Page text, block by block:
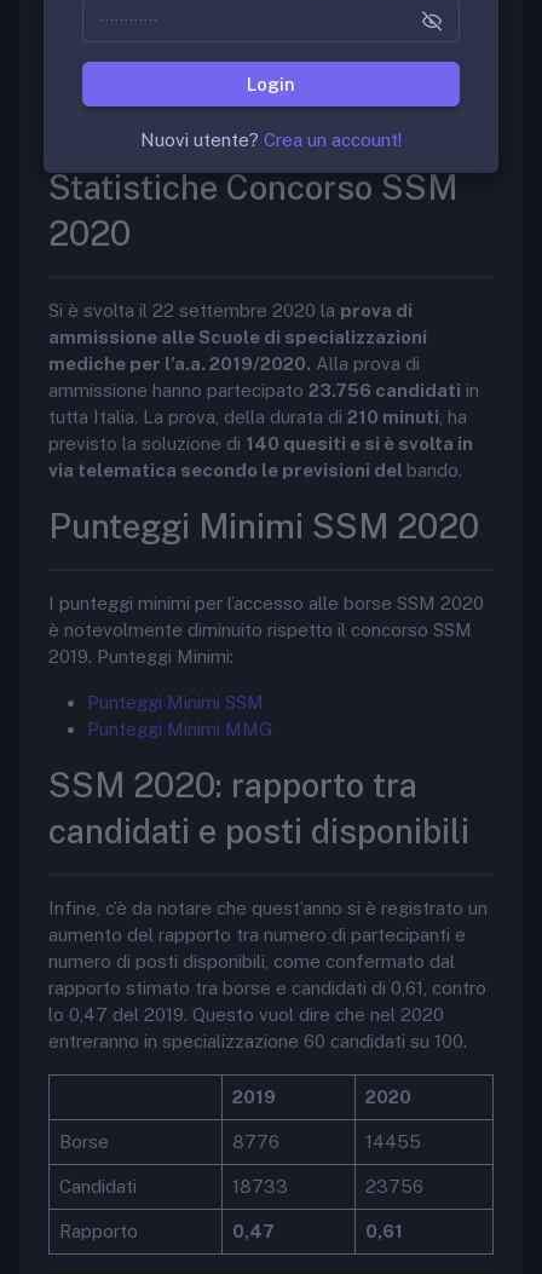
chirurgia, con obbligo di conseguire l’abilitazione
entro la data di inizio delle attività didattiche, e
superare un concorso nazionale di ammissione per
titoli ed esame bandito annualmente dal MIUR.
Statistiche Concorso SSM
2020
Si è svolta il 22 settembre 2020 la prova di
ammissione alle Scuole di specializzazioni
mediche per l’a.a. 2019/2020. Alla prova di
ammissione hanno partecipato 23.756 candidati in
tutta Italia. La prova, della durata di 210 minuti , ha
previsto la soluzione di 140 quesiti e si è svolta in
via telematica secondo le previsioni del bando.
Punteggi Minimi SSM 2020
I punteggi minimi per l’accesso alle borse SSM 2020
è notevolmente diminuito rispetto il concorso SSM
2019. Punteggi Minimi:
Punteggi Minimi SSM
Punteggi Minimi MMG
SSM 2020: rapporto tra
candidati e posti disponibili
Infine, c’è da notare che quest’anno si è registrato un
aumento del rapporto tra numero di partecipanti e
numero di posti disponibili, come confermato dal
rapporto stimato tra borse e candidati di 0,61, contro
lo 0,47 del 2019. Questo vuol dire che nel 2020
entreranno in specializzazione 60 candidati su 100.
2019 2020
Borse 8776 14455
Candidati 18733 23756
Rapporto 0,47 0,61
Login
Nuovi utente? Crea un account!